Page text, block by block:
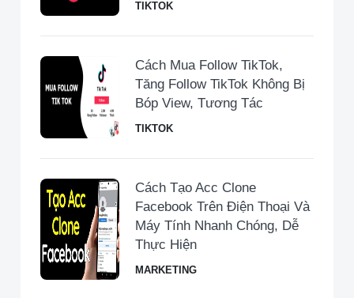
TIKTOK
Cách Mua Follow TikTok,
Tăng Follow TikTok Không Bị
Bóp View, Tương Tác
TIKTOK
Cách Tạo Acc Clone
Facebook Trên Điện Thoại Và
Máy Tính Nhanh Chóng, Dễ
Thực Hiện
MARKETING